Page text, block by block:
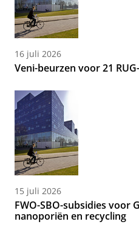
16 juli 2026
Veni-beurzen voor 21
15 juli 2026
FWO-SBO-subsidies voor
nanoporiën en recycling